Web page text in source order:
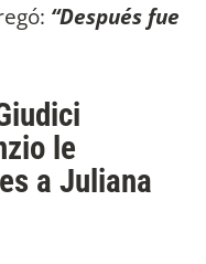
“Después fue
le
a Juliana